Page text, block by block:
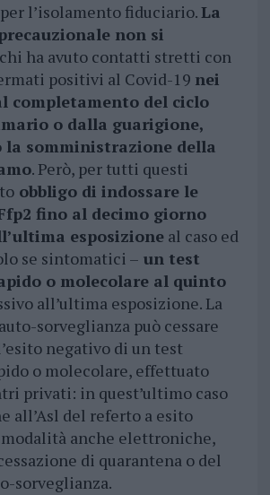
l’isolamento fiduciario.La
non si
ha avuto contatti stretti con
positivi al Covid-19 nei
completamento del ciclo
o dalla guarigione,
la somministrazione della
. Però, per tutti questi
obbligo di indossare le
fino al decimo giorno
esposizioneal caso ed
se sintomatici – un test
o molecolare al quinto
all’ultima esposizione. La
sorveglianza può cessare
negativo di un test
o molecolare, effettuato
privati: in quest’ultimo caso
all’Asl del referto a esito
anche elettroniche,
di quarantena o del
sorveglianza.